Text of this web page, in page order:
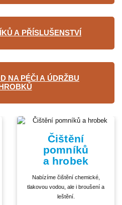
A PŘÍSLUŠENSTVÍ
NA PÉČI A ÚDRŽBU
Čištění
pomníků
a hrobek
Nabízíme čištění chemické,
tlakovou vodou, ale i broušení a
leštění.